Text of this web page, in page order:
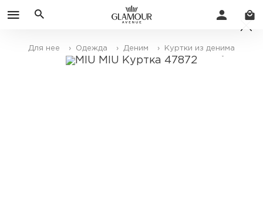
Для нее › Одежда › Деним › Куртки из денима